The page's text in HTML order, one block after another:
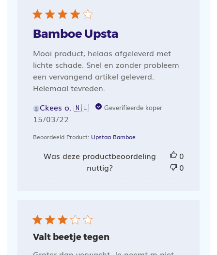
Bamboe Upsta
Mooi product, helaas afgeleverd met
lichte schade. Snel en zonder probleem
een vervangend artikel geleverd.
Helemaal tevreden.
Ckees o. 🇳🇱
Geverifieerde koper
Publicatiedatum
15/03/22
Beoordeeld Product: Upstaa Bamboe
Was deze productbeoordeling
nuttig?
0
0
Valt beetje tegen